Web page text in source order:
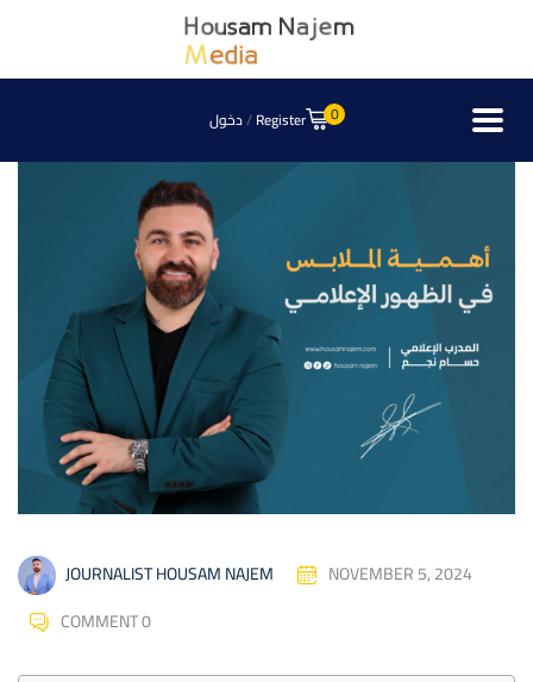
0 دخول/Register
JOURNALIST HOUSAM NAJEM
NOVEMBER 5, 2024
COMMENT 0